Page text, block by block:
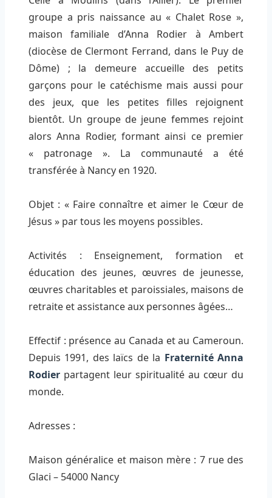
groupe a pris naissance au « Chalet Rose »,
maison familiale d’Anna Rodier à Ambert
(diocèse de Clermont Ferrand, dans le Puy de
Dôme) ; la demeure accueille des petits
garçons pour le catéchisme mais aussi pour
des jeux, que les petites filles rejoignent
bientôt. Un groupe de jeune femmes rejoint
alors Anna Rodier, formant ainsi ce premier
« patronage ». La communauté a été
transférée à Nancy en 1920.
Objet : « Faire connaître et aimer le Cœur de
Jésus » par tous les moyens possibles.
Activités : Enseignement, formation et
éducation des jeunes, œuvres de jeunesse,
œuvres charitables et paroissiales, maisons de
retraite et assistance aux personnes âgées…
Effectif : présence au Canada et au Cameroun.
Depuis 1991, des laïcs de la Fraternité Anna
Rodier partagent leur spiritualité au cœur du
monde.
Adresses :
Maison généralice et maison mère : 7 rue des
Glaci – 54000 Nancy